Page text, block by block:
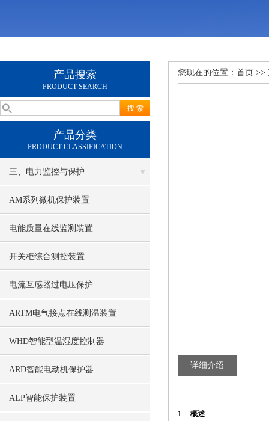
产品搜索
PRODUCT SEARCH
产品分类
PRODUCT CLASSIFICATION
三、电力监控与保护
AM系列微机保护装置
电能质量在线监测装置
开关柜综合测控装置
电流互感器过电压保护
ARTM电气接点在线测温装置
WHD智能型温湿度控制器
ARD智能电动机保护器
ALP智能保护装置
您现在的位置： 首页 >>
详细介绍
1 概述